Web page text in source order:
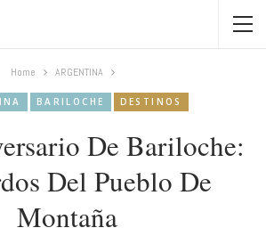
Home ARGENTINA
BARILOCHE DESTINOS
De Bariloche:
Del Pueblo De
Montaña